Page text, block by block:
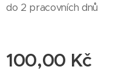
do 2 pracovních dnů
100,00 Kč